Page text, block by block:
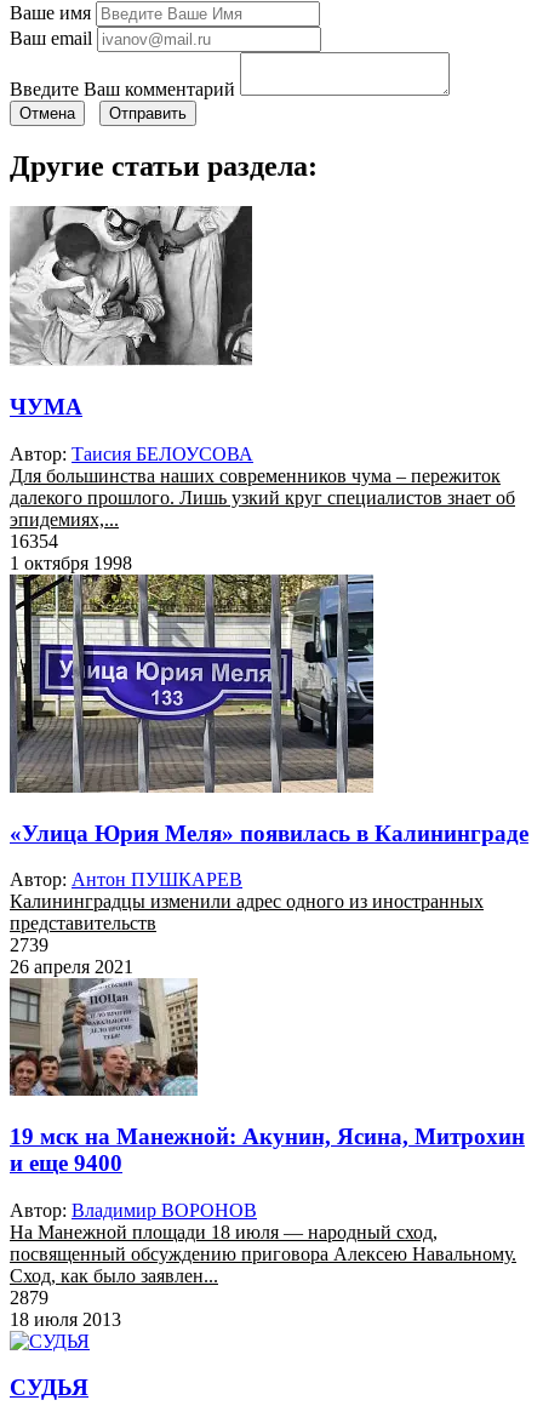
Ваше имя
Ваш email
Введите Ваш комментарий
Отмена Отправить
Другие статьи раздела:
ЧУМА
Автор: Таисия БЕЛОУСОВА
Для большинства наших современников чума – пережиток
далекого прошлого. Лишь узкий круг специалистов знает об
эпидемиях,...
16354
1 октября 1998
«Улица Юрия Меля» появилась в Калининграде
Автор: Антон ПУШКАРЕВ
Калининградцы изменили адрес одного из иностранных
представительств
2739
26 апреля 2021
19 мск на Манежной: Акунин, Ясина, Митрохин
и еще 9400
Автор: Владимир ВОРОНОВ
На Манежной площади 18 июля — народный сход,
посвященный обсуждению приговора Алексею Навальному.
Сход, как было заявлен...
2879
18 июля 2013
СУДЬЯ